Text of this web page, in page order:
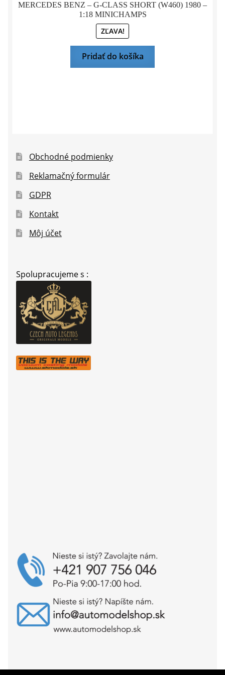
MERCEDES BENZ – G-CLASS SHORT (W460) 1980 –
1:18 MINICHAMPS
ZĽAVA!
Pridať do košíka
Obchodné podmienky
Reklamačný formulár
GDPR
Kontakt
Môj účet
Spolupracujeme s :